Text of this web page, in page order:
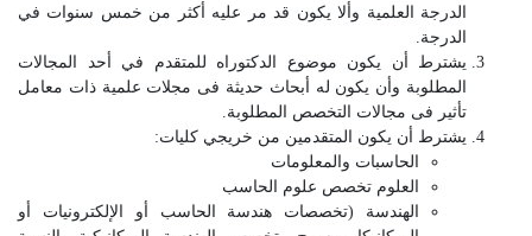
الدرجة العلمية وألا يكون قد مر عليه أكثر من خمس سنوات في
الدرجة.
يشترط أن يكون موضوع الدكتوراه للمتقدم في أحد المجالات
المطلوبة وأن يكون له أبحاث حديثة فى مجلات علمية ذات معامل
تأثير فى مجالات التخصص المطلوبة.
يشترط أن يكون المتقدمين من خريجي كليات:
الحاسبات والمعلومات
العلوم تخصص علوم الحاسب
الهندسة (تخصصات هندسة الحاسب أو الإلكترونيات أو